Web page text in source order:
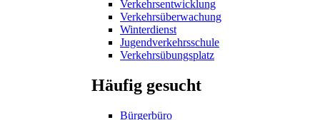
Verkehrsentwicklung
Verkehrsüberwachung
Winterdienst
Jugendverkehrsschule
Verkehrsübungsplatz
Häufig gesucht
Bürgerbüro